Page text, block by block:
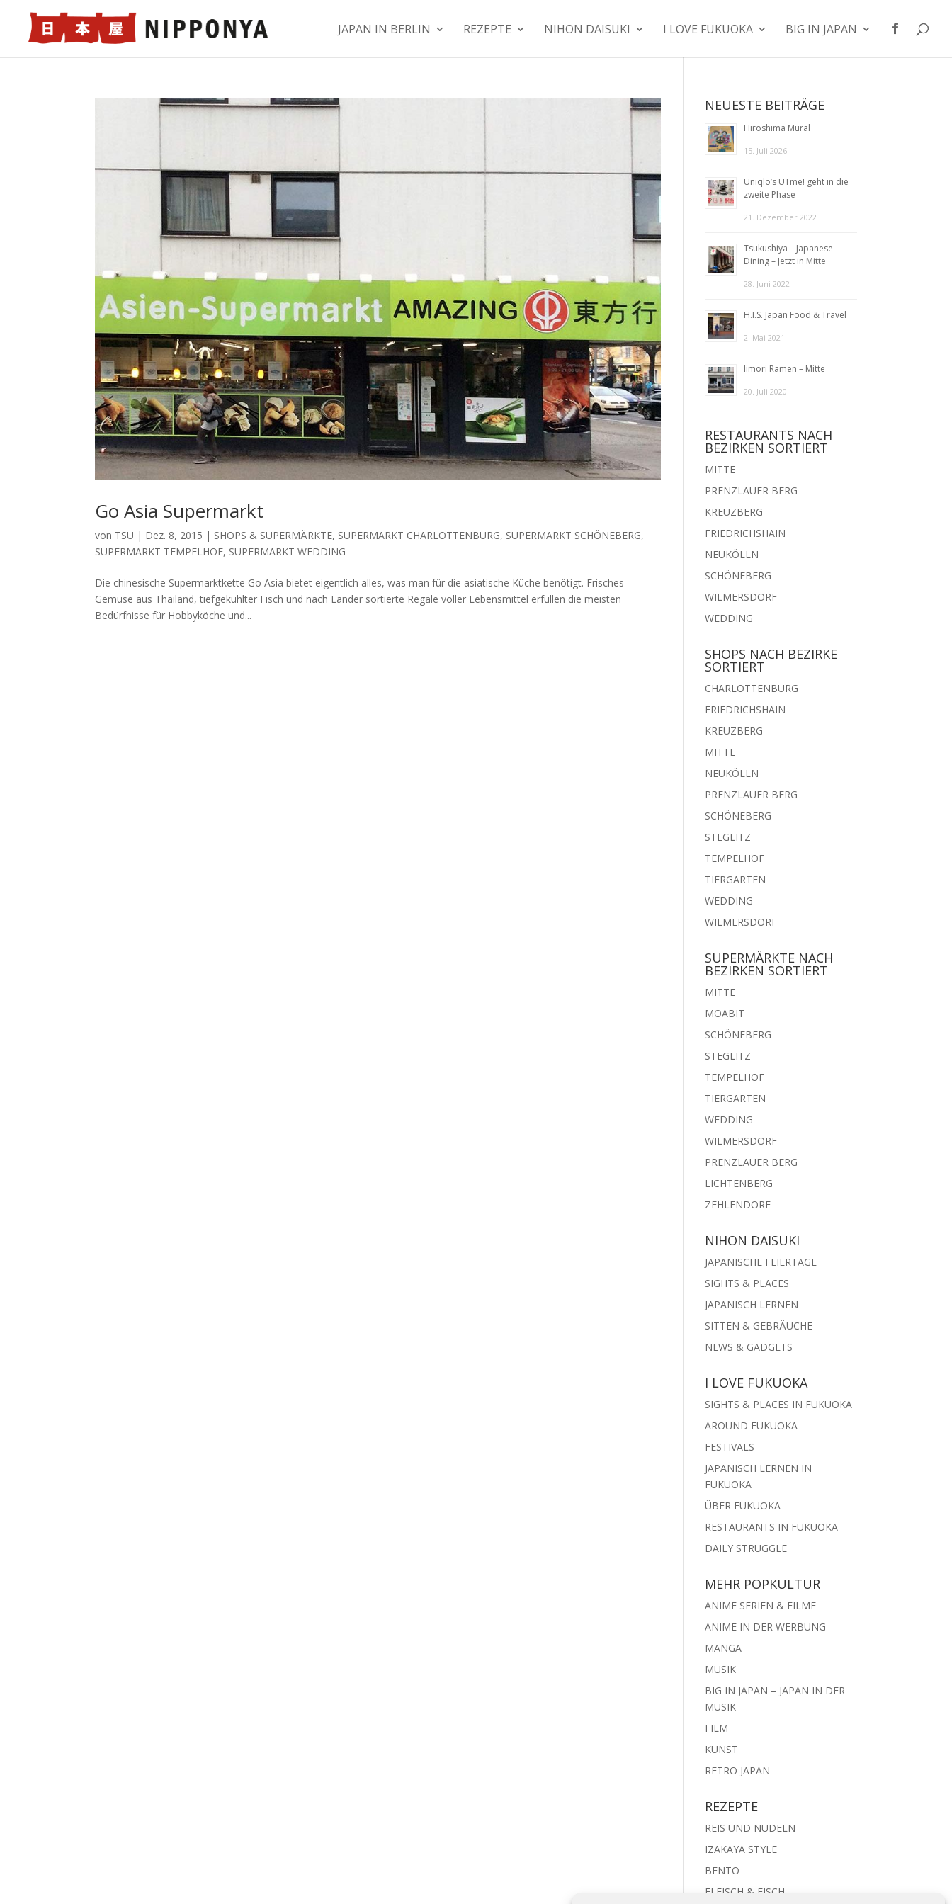
JAPAN IN BERLIN REZEPTE NIHON DAISUKI I LOVE FUKUOKA BIG IN JAPAN
Go Asia Supermarkt
von TSU | Dez. 8, 2015 | SHOPS & SUPERMÄRKTE, SUPERMARKT CHARLOTTENBURG, SUPERMARKT SCHÖNEBERG,
SUPERMARKT TEMPELHOF, SUPERMARKT WEDDING
Die chinesische Supermarktkette Go Asia bietet eigentlich alles, was man für die asiatische Küche benötigt. Frisches
Gemüse aus Thailand, tiefgekühlter Fisch und nach Länder sortierte Regale voller Lebensmittel erfüllen die meisten
Bedürfnisse für Hobbyköche und...
NEUESTE BEITRÄGE
Hiroshima Mural
15. Juli 2026
Uniqlo’s UTme! geht in die
zweite Phase
21. Dezember 2022
Tsukushiya – Japanese
Dining – Jetzt in Mitte
28. Juni 2022
H.I.S. Japan Food & Travel
2. Mai 2021
Iimori Ramen – Mitte
20. Juli 2020
RESTAURANTS NACH
BEZIRKEN SORTIERT
MITTE
PRENZLAUER BERG
KREUZBERG
FRIEDRICHSHAIN
NEUKÖLLN
SCHÖNEBERG
WILMERSDORF
WEDDING
SHOPS NACH BEZIRKE
SORTIERT
CHARLOTTENBURG
FRIEDRICHSHAIN
KREUZBERG
MITTE
NEUKÖLLN
PRENZLAUER BERG
SCHÖNEBERG
STEGLITZ
TEMPELHOF
TIERGARTEN
WEDDING
WILMERSDORF
SUPERMÄRKTE NACH
BEZIRKEN SORTIERT
MITTE
MOABIT
SCHÖNEBERG
STEGLITZ
TEMPELHOF
TIERGARTEN
WEDDING
WILMERSDORF
PRENZLAUER BERG
LICHTENBERG
ZEHLENDORF
NIHON DAISUKI
JAPANISCHE FEIERTAGE
SIGHTS & PLACES
JAPANISCH LERNEN
SITTEN & GEBRÄUCHE
NEWS & GADGETS
I LOVE FUKUOKA
SIGHTS & PLACES IN FUKUOKA
AROUND FUKUOKA
FESTIVALS
JAPANISCH LERNEN IN
FUKUOKA
ÜBER FUKUOKA
RESTAURANTS IN FUKUOKA
DAILY STRUGGLE
MEHR POPKULTUR
ANIME SERIEN & FILME
ANIME IN DER WERBUNG
MANGA
MUSIK
BIG IN JAPAN – JAPAN IN DER
MUSIK
FILM
KUNST
RETRO JAPAN
REZEPTE
REIS UND NUDELN
IZAKAYA STYLE
BENTO
FLEISCH & FISCH